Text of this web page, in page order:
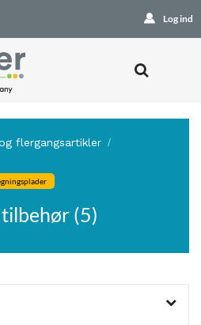
Log ind
flergangsartikler
(5)